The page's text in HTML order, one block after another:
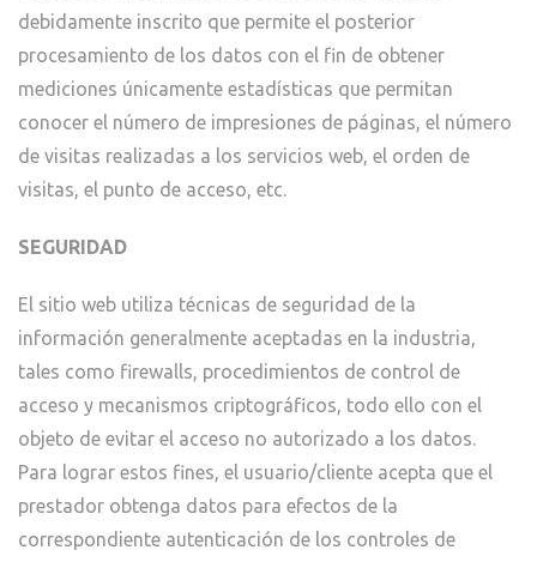
debidamente inscrito que permite el posterior
procesamiento de los datos con el fin de obtener
mediciones únicamente estadísticas que permitan
conocer el número de impresiones de páginas, el número
de visitas realizadas a los servicios web, el orden de
visitas, el punto de acceso, etc.
SEGURIDAD
El sitio web utiliza técnicas de seguridad de la
información generalmente aceptadas en la industria,
tales como firewalls, procedimientos de control de
acceso y mecanismos criptográficos, todo ello con el
objeto de evitar el acceso no autorizado a los datos.
Para lograr estos fines, el usuario/cliente acepta que el
prestador obtenga datos para efectos de la
correspondiente autenticación de los controles de